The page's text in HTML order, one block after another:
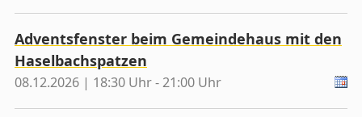
Adventsfenster beim Gemeindehaus mit den
Haselbachspatzen
08.12.2026 | 18:30 Uhr - 21:00 Uhr